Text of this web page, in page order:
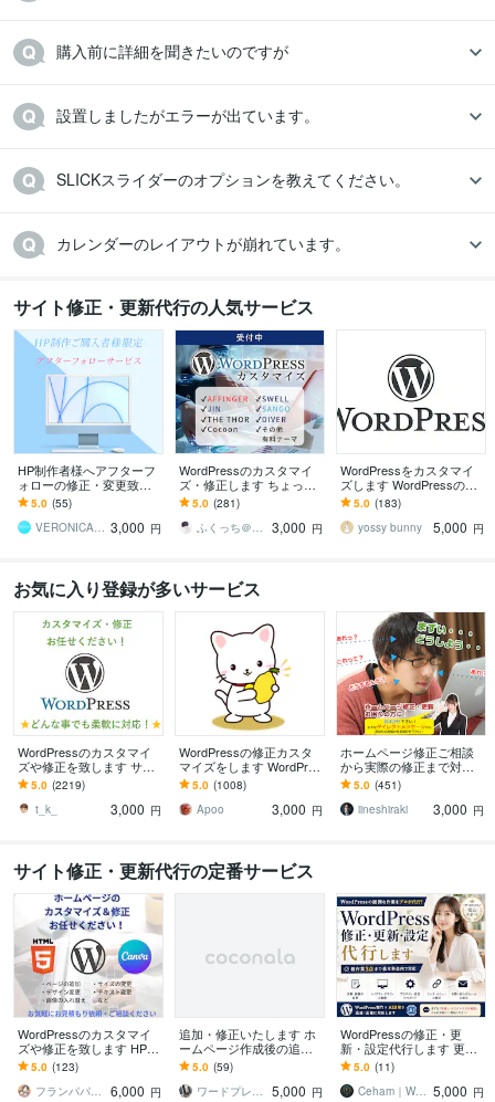
購入前に詳細を聞きたいのですが
設置しましたがエラーが出ています。
SLICKスライダーのオプションを教えてください。
カレンダーのレイアウトが崩れています。
サイト修正・更新代行の人気サービス
HP制作者様へアフターフ
ォローの修正・変更致し
ます ホームページの修
正・変更・追加等にご利
用ください。
5.0 (55)
VERONICA（ヴェロニカ） 3,000 円
WordPressのカスタマイ
ズ・修正します ちょっと
ここ修正して欲しい！な
ど。
5.0 (281)
ふくっち＠Coding（Design）
3,000 円
WordPressをカスタマイ
ズします WordPressのこ
とならお任せください
5.0 (183)
yossy bunny
5,000 円
お気に入り登録が多いサービス
WordPressのカスタマイ
ズや修正を致します サイ
トのカスタマイズ・レイ
アウト変更致します
5.0 (2219)
t_k_
3,000 円
WordPressの修正カスタ
マイズをします WordPres
sのカスタマイズ・修正お
手伝い！
5.0 (1008)
Apoo
3,000 円
ホームページ修正ご相談
から実際の修正まで対応
します もう一人のスタッ
フとして活用！WordPres
sにも対応！
5.0 (451)
iineshiraki
3,000 円
サイト修正・更新代行の定番サービス
WordPressのカスタマイ
ズや修正を致します HPや
ブログでお困り事・レイ
アウト変更・SNS埋込み
します！
5.0 (123)
フランパパ＠ワードプレスでHP制作
6,000 円
追加・修正いたします ホ
ームページ作成後の追
加・修正作業をいたしま
す。
5.0 (59)
ワードプレスPro
5,000 円
WordPressの修正・更
新・設定代行します 更
新・修正・設定まで迅速
に対応
5.0 (11)
Ceham｜WP運用×AI活用 5,000 円